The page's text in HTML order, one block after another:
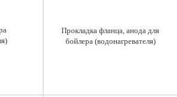
Прокладка фланца, анода для
бойлера (водонагревателя)